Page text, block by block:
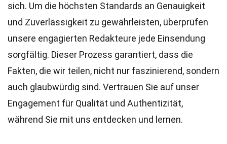
sich. Um die höchsten Standards an Genauigkeit
und Zuverlässigkeit zu gewährleisten, überprüfen
unsere engagierten Redakteure jede Einsendung
sorgfältig. Dieser Prozess garantiert, dass die
Fakten, die wir teilen, nicht nur faszinierend, sondern
auch glaubwürdig sind. Vertrauen Sie auf unser
Engagement für Qualität und Authentizität,
während Sie mit uns entdecken und lernen.